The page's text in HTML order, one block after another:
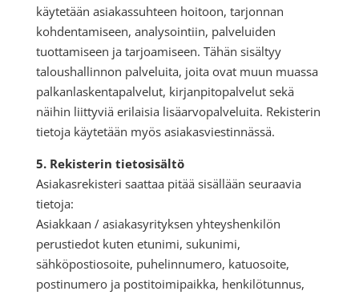
käytetään asiakassuhteen hoitoon, tarjonnan
kohdentamiseen, analysointiin, palveluiden
tuottamiseen ja tarjoamiseen. Tähän sisältyy
taloushallinnon palveluita, joita ovat muun muassa
palkanlaskentapalvelut, kirjanpitopalvelut sekä
näihin liittyviä erilaisia lisäarvopalveluita. Rekisterin
tietoja käytetään myös asiakasviestinnässä.
5. Rekisterin tietosisältö
Asiakasrekisteri saattaa pitää sisällään seuraavia
tietoja:
Asiakkaan / asiakasyrityksen yhteyshenkilön
perustiedot kuten etunimi, sukunimi,
sähköpostiosoite, puhelinnumero, katuosoite,
postinumero ja postitoimipaikka, henkilötunnus,